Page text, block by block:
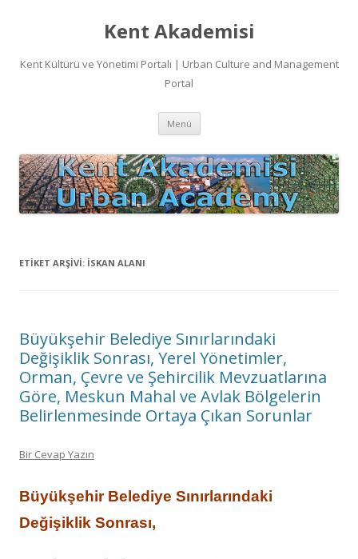
Kent Akademisi
Kent Kültürü ve Yönetimi Portalı | Urban Culture and Management
Portal
Menü İçeriğe
ETIKET ARŞIVI: ISKAN ALANI
Büyükşehir Belediye Sınırlarındaki
Değişiklik Sonrası, Yerel Yönetimler,
Orman, Çevre ve Şehircilik Mevzuatlarına
Göre, Meskun Mahal ve Avlak Bölgelerin
Belirlenmesinde Ortaya Çıkan Sorunlar
Bir Cevap Yazın
Büyükşehir Belediye Sınırlarındaki
Değişiklik Sonrası,